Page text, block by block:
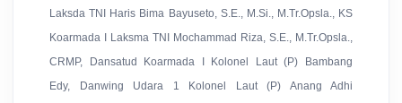
Laksda TNI Haris Bima Bayuseto, S.E., M.Si., M.Tr.Opsla., KS
Koarmada I Laksma TNI Mochammad Riza, S.E., M.Tr.Opsla.,
CRMP, Dansatud Koarmada I Kolonel Laut (P) Bambang
Edy, Danwing Udara 1 Kolonel Laut (P) Anang Adhi